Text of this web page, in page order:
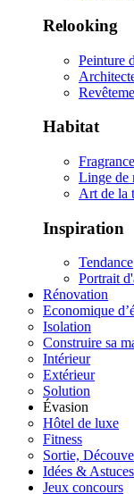
Relooking
Peinture
Habitat
Linge de
Art de la
Inspiration
Tendance
Portrait
Rénovation
Economique
Isolation
Construire sa
Intérieur
Extérieur
Solution
Évasion
Hôtel de luxe
Fitness
Sortie,
Idées & Astuces
Jeux concours